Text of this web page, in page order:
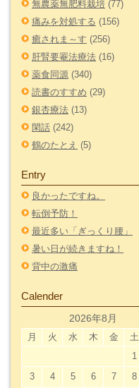
無農薬無肥料栽培 (77)
痛みを対処する (156)
癒されま～す (256)
肝腎要罨法療法 (16)
薬食同源 (340)
読書のすすめ (29)
銀杏療法 (13)
閑話 (242)
鶴のたとえ (5)
Entry
良かったですね。
転倒予防！
最近多い「ぎっくり腰」
暑い日が続きますね！
背中の激痛
Calender
2026年8月
月 火 水 木 金 土
1
3
4 5 6 7 8